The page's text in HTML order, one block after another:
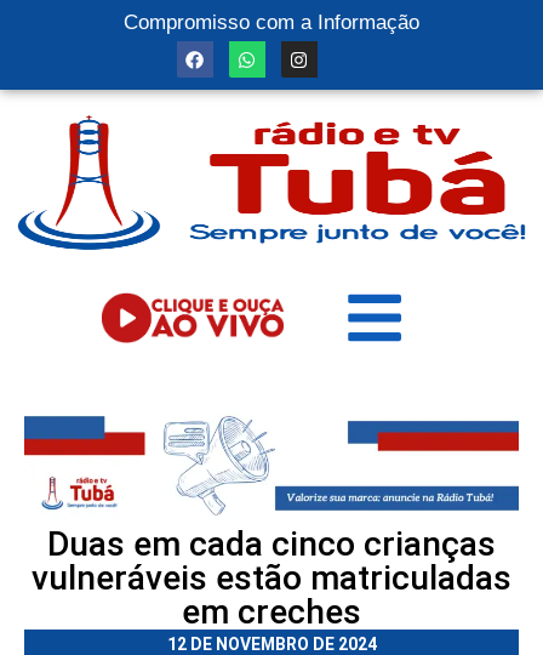
Compromisso com a Informação
Duas em cada cinco crianças
vulneráveis estão matriculadas
em creches
12 DE NOVEMBRO DE 2024